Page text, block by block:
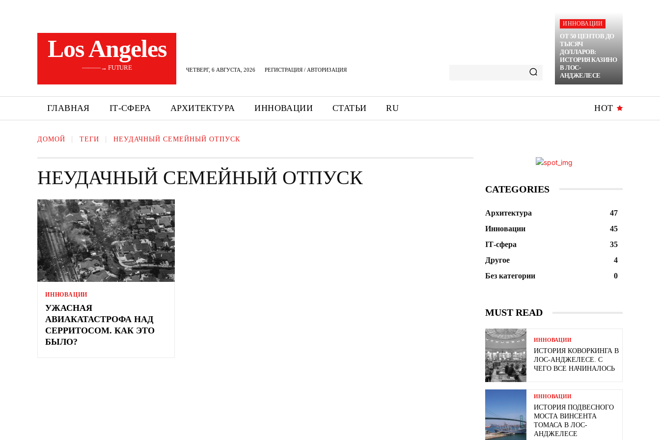
Los Angeles
———→ FUTURE ЧЕТВЕРГ, 6 АВГУСТА, 2026 РЕГИСТРАЦИЯ / АВТОРИЗАЦИЯ
ИННОВАЦИИ
ОТ 50 ЦЕНТОВ ДО
ТЫСЯЧ
ДОЛЛАРОВ:
ИСТОРИЯ КАЗИНО
В ЛОС-
АНДЖЕЛЕСЕ
ГЛАВНАЯ ІТ-СФЕРА АРХИТЕКТУРА ИННОВАЦИИ СТАТЬИ RU HOT
ДОМОЙ ТЕГИ НЕУДАЧНЫЙ СЕМЕЙНЫЙ ОТПУСК
НЕУДАЧНЫЙ СЕМЕЙНЫЙ ОТПУСК
ИННОВАЦИИ
УЖАСНАЯ
АВИАКАТАСТРОФА НАД
СЕРРИТОСОМ. КАК ЭТО
БЫЛО?
CATEGORIES
Архитектура
47
Инновации
45
ІТ-сфера
35
Другое
4
Без категории
0
MUST READ
ИННОВАЦИИ
ИСТОРИЯ КОВОРКИНГА В
ЛОС-АНДЖЕЛЕСЕ. С
ЧЕГО ВСЕ НАЧИНАЛОСЬ
ИННОВАЦИИ
ИСТОРИЯ ПОДВЕСНОГО
МОСТА ВИНСЕНТА
ТОМАСА В ЛОС-
АНДЖЕЛЕСЕ